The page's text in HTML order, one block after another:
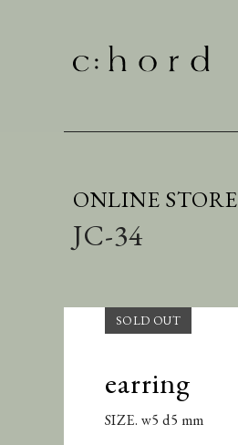
ONLINE STORE
JC-34
earring
SIZE. w5 d5 mm